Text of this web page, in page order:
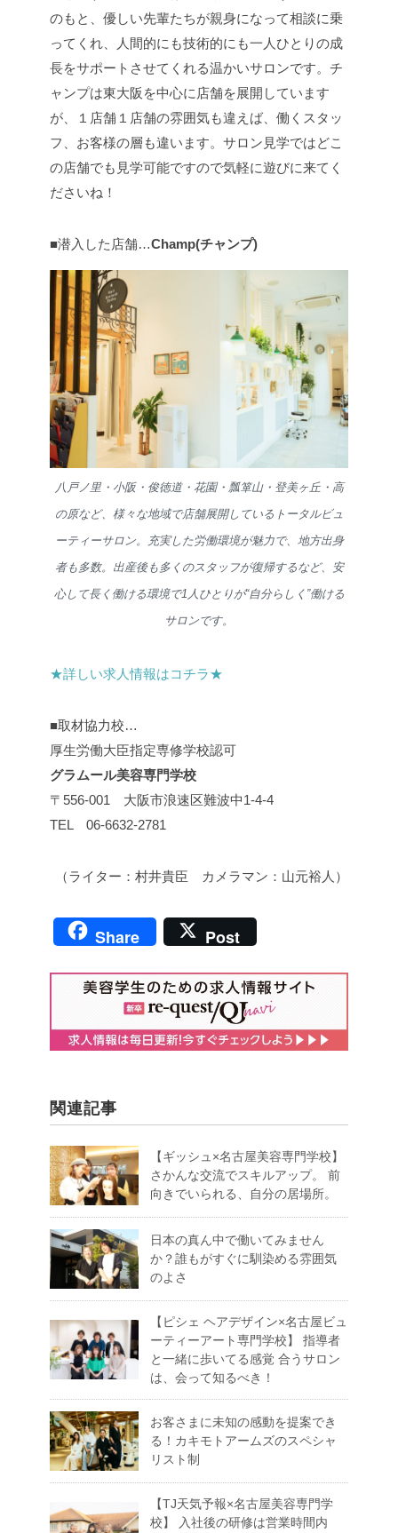
のもと、優しい先輩たちが親身になって相談に乗
ってくれ、人間的にも技術的にも一人ひとりの成
長をサポートさせてくれる温かいサロンです。チ
ャンプは東大阪を中心に店舗を展開しています
が、１店舗１店舗の雰囲気も違えば、働くスタッ
フ、お客様の層も違います。サロン見学ではどこ
の店舗でも見学可能ですので気軽に遊びに来てく
ださいね！
■潜入した店舗…Champ(チャンプ)
八戸ノ里・小阪・俊徳道・花園・瓢箪山・登美ヶ丘・高
の原など、様々な地域で店舗展開しているトータルビュ
ーティーサロン。充実した労働環境が魅力で、地方出身
者も多数。出産後も多くのスタッフが復帰するなど、安
心して長く働ける環境で1人ひとりが“自分らしく”働ける
サロンです。
★詳しい求人情報はコチラ★
■取材協力校…
厚生労働大臣指定専修学校認可
グラムール美容専門学校
〒556-001 大阪市浪速区難波中1-4-4
TEL 06-6632-2781
（ライター：村井貴臣 カメラマン：山元裕人）
Share Post
関連記事
【ギッシュ×名古屋美容専門学校】
さかんな交流でスキルアップ。 前
向きでいられる、自分の居場所。
日本の真ん中で働いてみません
か？誰もがすぐに馴染める雰囲気
のよさ
【ピシェ ヘアデザイン×名古屋ビュ
ーティーアート専門学校】 指導者
と一緒に歩いてる感覚 合うサロン
は、会って知るべき！
お客さまに未知の感動を提案でき
る！カキモトアームズのスペシャ
リスト制
【TJ天気予報×名古屋美容専門学
校】 入社後の研修は営業時間内